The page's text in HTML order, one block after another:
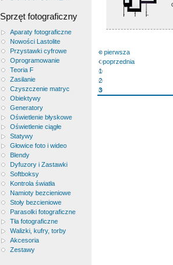
Sprzęt fotograficzny
Aparaty fotograficzne
Nowości Lastolite
Przystawki cyfrowe
Oprogramowanie
Teoria F
Zasilanie
Czyszczenie matryc
Obiektywy
Generatory
Oświetlenie błyskowe
Oświetlenie ciągłe
Statywy
Głowice foto i wideo
Blendy
Dyfuzory i Zastawki
Softboksy
Kontrola światła
Namioty bezcieniowe
Stoły bezcieniowe
Parasolki fotograficzne
Tła fotograficzne
Walizki, kufry, torby
Akcesoria
Zestawy
« pierwsza
‹ poprzednia
1
2
3